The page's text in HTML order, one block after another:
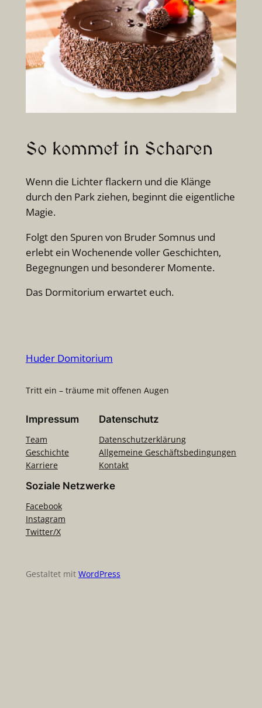
So kommet in Scharen
Wenn die Lichter flackern und die Klänge
durch den Park ziehen, beginnt die eigentliche
Magie.
Folgt den Spuren von Bruder Somnus und
erlebt ein Wochenende voller Geschichten,
Begegnungen und besonderer Momente.
Das Dormitorium erwartet euch.
Huder Domitorium
Tritt ein – träume mit offenen Augen
Impressum
Team
Geschichte
Karriere
Datenschutz
Datenschutzerklärung
Allgemeine Geschäftsbedingungen
Kontakt
Soziale Netzwerke
Facebook
Instagram
Twitter/X
Gestaltet mit WordPress